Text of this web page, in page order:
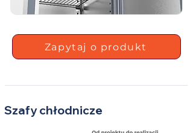
Zapytaj o produkt
Szafy chłodnicze